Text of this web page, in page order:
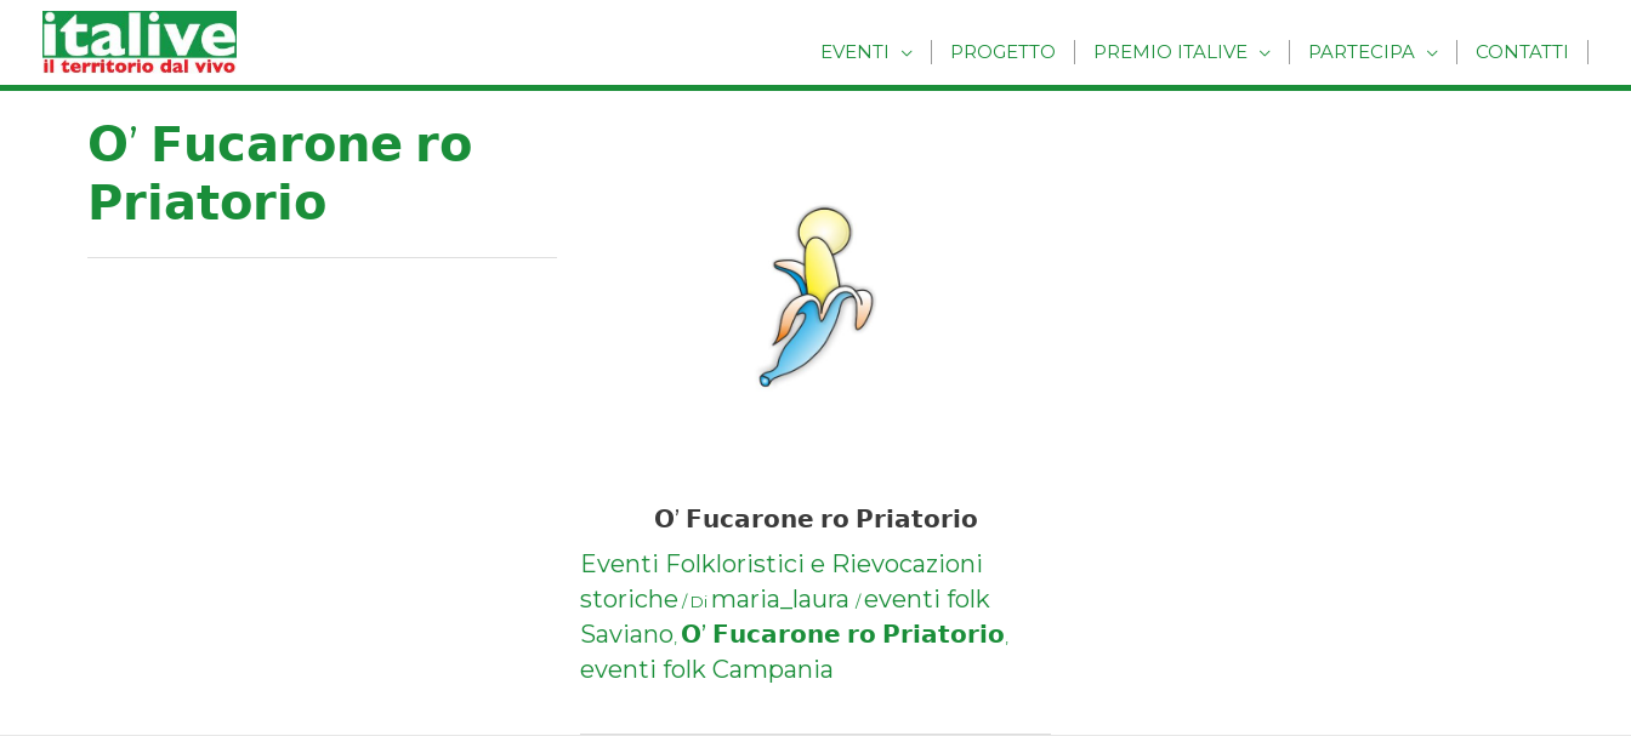
contenuto
EVENTI PROGETTO PREMIO ITALIVE PARTECIPA CONTATTI
𝗢’ 𝗙𝘂𝗰𝗮𝗿𝗼𝗻𝗲 𝗿𝗼
𝗣𝗿𝗶𝗮𝘁𝗼𝗿𝗶𝗼
𝗢’ 𝗙𝘂𝗰𝗮𝗿𝗼𝗻𝗲 𝗿𝗼 𝗣𝗿𝗶𝗮𝘁𝗼𝗿𝗶𝗼
Eventi Folkloristici e Rievocazioni
storiche / Di maria_laura /eventi folk
Saviano, 𝗢’ 𝗙𝘂𝗰𝗮𝗿𝗼𝗻𝗲 𝗿𝗼 𝗣𝗿𝗶𝗮𝘁𝗼𝗿𝗶𝗼,
eventi folk Campania